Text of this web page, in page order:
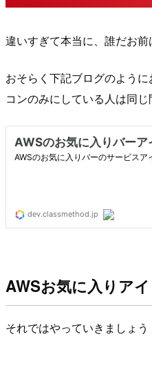
違いすぎて本当に、誰だお前
おそらく下記ブログのよう
コンのみにしている人は同じ
AWSお気に入りア
それではやっていきましょう